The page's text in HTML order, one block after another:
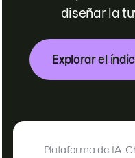
diseñar la
Explorar el
Plataforma de IA: